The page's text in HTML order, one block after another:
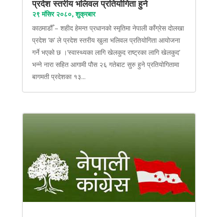
प्रदेश स्तरीय भलिवल प्रतियोगिता हुने
२९ मंसिर २०८०, शुक्रबार
काठमाडौँ – शहीद हेमन्त प्रधानको स्मृतिमा नेपाली काँग्रेस दोलखा
प्रदेश ‘क’ ले प्रदेश स्तरीय खुला भलिवल प्रतियोगिता आयोजना
गर्ने भएको छ ।‘स्वास्थ्यका लागि खेलकुद राष्ट्रका लागि खेलकुद’
भन्ने नारा सहित आगामी पौस २६ गतेबाट सुरु हुने प्रतियोगितामा
बागमती प्रदेशका १३...